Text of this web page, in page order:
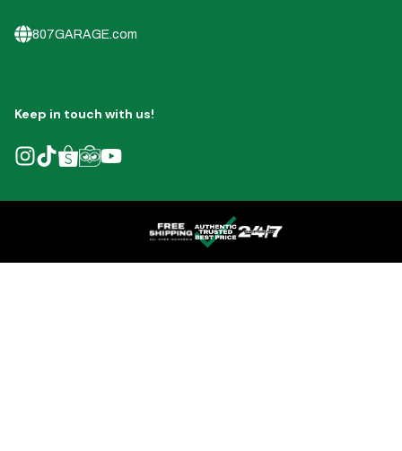
807GARAGE.com
Keep in touch with us!